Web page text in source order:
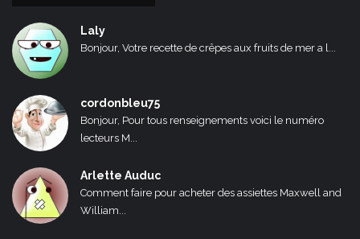
Laly
Bonjour, Votre recette de crêpes aux fruits de mer a l...
cordonbleu75
Bonjour, Pour tous renseignements voici le numéro
lecteurs M...
Arlette Auduc
Comment faire pour acheter des assiettes Maxwell and
William...